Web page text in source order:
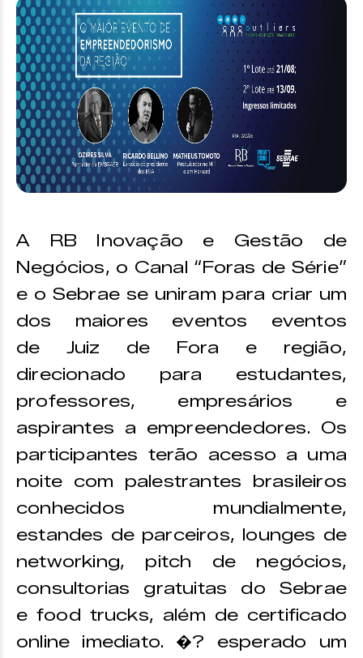
A RB Inovação e Gestão de
Negócios, o Canal “Foras de Série”
e o Sebrae se uniram para criar um
dos maiores eventos eventos
de Juiz de Fora e região,
direcionado para estudantes,
professores, empresários e
aspirantes a empreendedores. Os
participantes terão acesso a uma
noite com palestrantes brasileiros
conhecidos mundialmente,
estandes de parceiros, lounges de
networking, pitch de negócios,
consultorias gratuitas do Sebrae
e food trucks, além de certificado
online imediato. �? esperado um